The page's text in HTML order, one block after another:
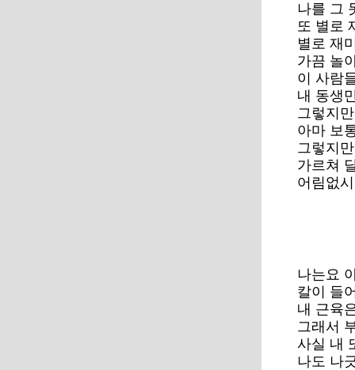
나를 그
또 별로
별로 재
가끔 놀
이 사람
내 동생
그렇지
아마 보
그렇지
가르쳐
어림없
나는요
칼이 들
내 근육
그래서
사실 내
나도 나